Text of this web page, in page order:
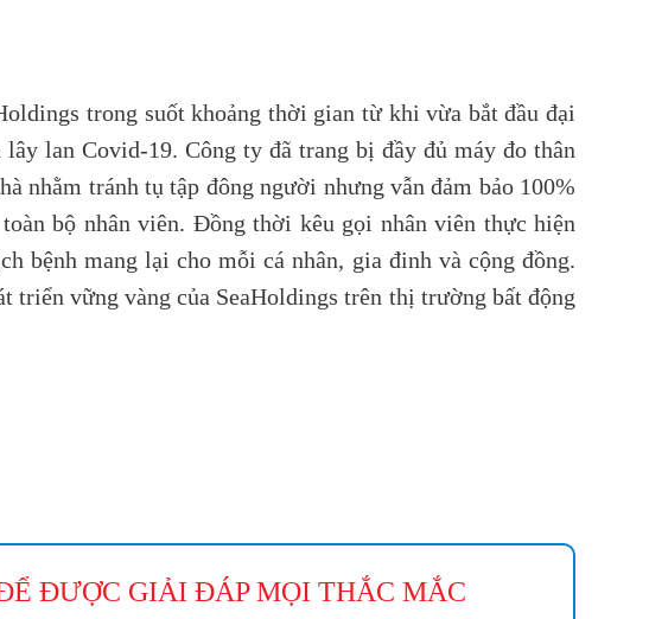
trong suốt khoảng thời gian từ khi vừa bắt đầu đại
lan Covid-19. Công ty đã trang bị đầy đủ máy đo thân
nhằm tránh tụ tập đông người nhưng vẫn đảm bảo 100%
bộ nhân viên. Đồng thời kêu gọi nhân viên thực hiện
bệnh mang lại cho mỗi cá nhân, gia đinh và cộng đồng.
triển vững vàng của SeaHoldings trên thị trường bất động
ĐƯỢC GIẢI ĐÁP MỌI THẮC MẮC